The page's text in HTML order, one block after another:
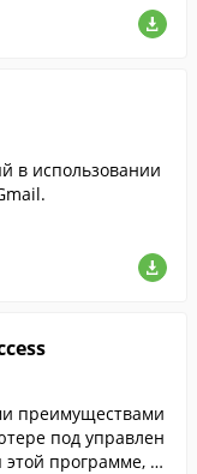
в использовании
преимуществами
под управлен
программе, в